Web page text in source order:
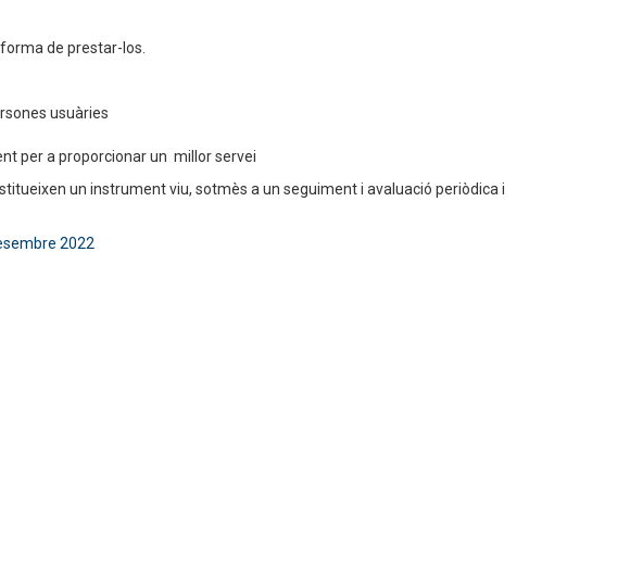
de prestar-los.
usuàries
per a proporcionar un millor servei
un instrument viu, sotmès a un seguiment i avaluació periòdica i
2022